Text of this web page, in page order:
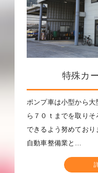
特殊カ
ポンプ車は小型から
ら７０ｔまでを取り
できるよう努めており
自動車整備業と…